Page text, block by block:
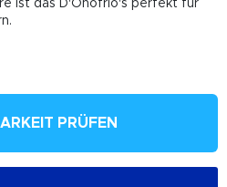
ist das D'Onofrio's perfekt für
PRÜFEN